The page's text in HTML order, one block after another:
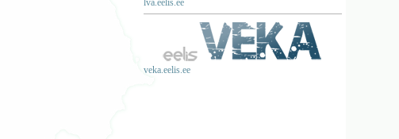
lva.eelis.ee
veka.eelis.ee